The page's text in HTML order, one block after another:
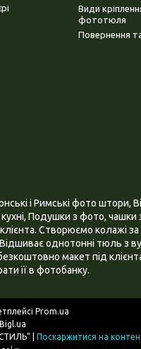
Види
фототюля
Повернення
і Римські фото штори,
Подушки з фото, чашки
Створюємо колажі
однотонні тюль з
макет під
її в фотобанку.
Prom.ua
Поскаржитися на